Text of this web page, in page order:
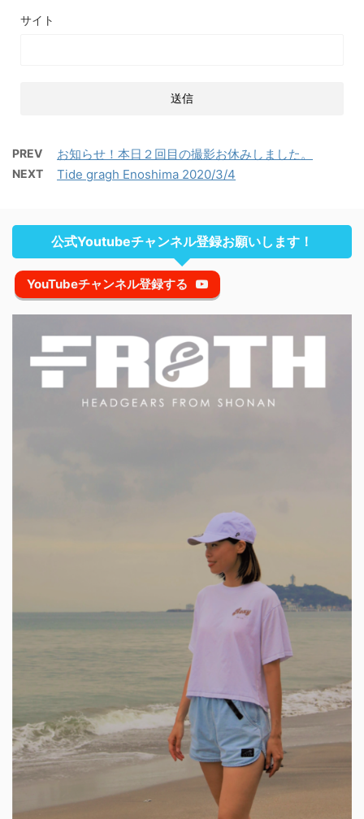
サイト
PREV お知らせ！本日２回目の撮影お休みしました。
NEXT Tide gragh Enoshima 2020/3/4
公式Youtubeチャンネル登録お願いします！
YouTubeチャンネル登録する